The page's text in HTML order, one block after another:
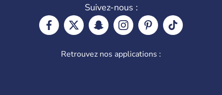
Suivez-nous :
Retrouvez nos applications :